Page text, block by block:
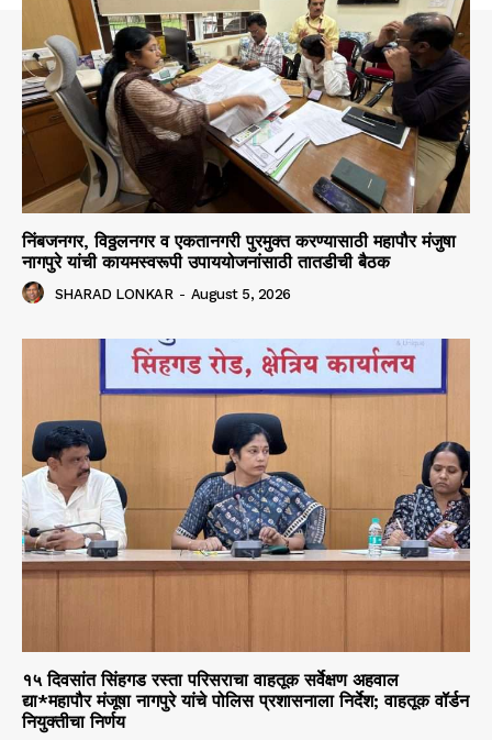
निंबजनगर, विठ्ठलनगर व एकतानगरी पुरमुक्त करण्यासाठी महापौर मंजुषा
नागपुरे यांची कायमस्वरूपी उपाययोजनांसाठी तातडीची बैठक
SHARAD LONKAR - August 5, 2026
१५ दिवसांत सिंहगड रस्ता परिसराचा वाहतूक सर्वेक्षण अहवाल
द्या*महापौर मंजूषा नागपुरे यांचे पोलिस प्रशासनाला निर्देश; वाहतूक वॉर्डन
नियुक्तीचा निर्णय